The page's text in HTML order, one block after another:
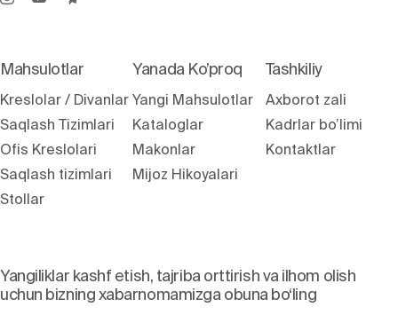
Mahsulotlar
Kreslolar / Divanlar
Saqlash Tizimlari
Ofis Kreslolari
Saqlash tizimlari
Stollar
Yanada Ko’proq
Yangi Mahsulotlar
Kataloglar
Makonlar
Mijoz Hikoyalari
Tashkiliy
Axborot zali
Kadrlar bo’limi
Kontaktlar
Yangiliklar kashf etish, tajriba orttirish va ilhom olish
uchun bizning xabarnomamizga obuna bo‘ling